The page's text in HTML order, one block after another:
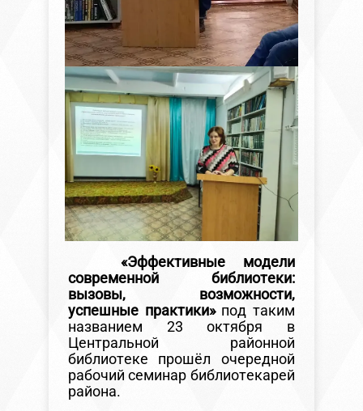
«Эффективные модели
современной библиотеки:
вызовы, возможности,
успешные практики»под таким
названием 23 октября в
Центральной районной
библиотеке прошёл очередной
рабочий семинар библиотекарей
района.